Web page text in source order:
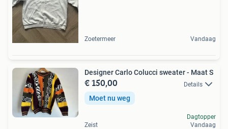
Zoetermeer Vandaag
Designer Carlo Colucci sweater - Maat S
€ 150,00 Details
Moet nu weg
Zeist
Dagtopper
Vandaag